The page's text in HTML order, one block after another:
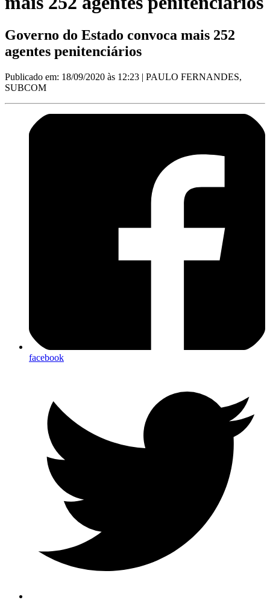
Governo do Estado convoca mais 252
agentes penitenciários
Publicado em: 18/09/2020 às 12:23 | PAULO FERNANDES,
SUBCOM
facebook